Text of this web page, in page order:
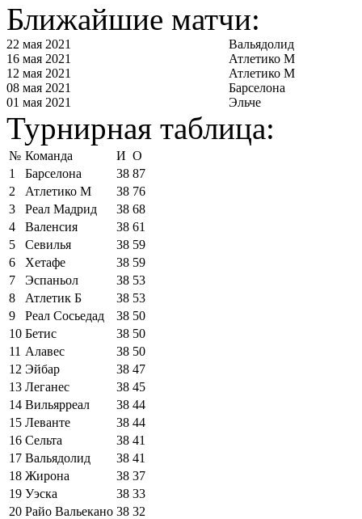
Ближайшие матчи:
22 мая 2021
Вальядолид
16 мая 2021
Атлетико М
12 мая 2021
Атлетико М
08 мая 2021
Барселона
01 мая 2021
Эльче
Турнирная таблица:
№ Команда И О
1
Барселона 38 87
2
Атлетико М 38 76
3
Реал Мадрид 38 68
4
Валенсия 38 61
5
Севилья 38 59
6
Хетафе 38 59
7
Эспаньол 38 53
8
Атлетик Б 38 53
9
Реал Сосьедад 38 50
10 Бетис 38 50
11 Алавес 38 50
12 Эйбар 38 47
13 Леганес 38 45
14 Вильярреал 38 44
15 Леванте 38 44
16 Сельта 38 41
17 Вальядолид 38 41
18 Жирона 38 37
19 Уэска 38 33
20 Райо Вальекано 38 32